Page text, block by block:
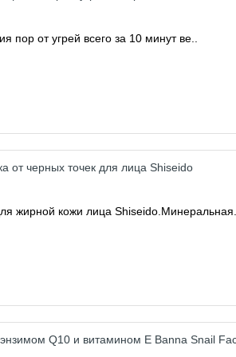
пор от угрей всего за 10 минут ве..
жирной кожи лица